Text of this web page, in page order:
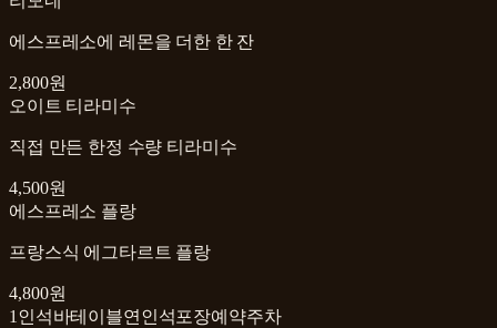
에스프레소에 레몬을 더한 한 잔
2,800원
오이트 티라미수
직접 만든 한정 수량 티라미수
4,500원
에스프레소 플랑
프랑스식 에그타르트 플랑
4,800원
1인석바테이블연인석포장예약주차